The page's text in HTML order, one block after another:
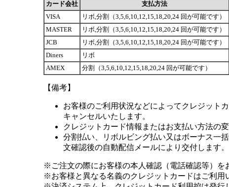
カード会社
支払方法
VISA
リボ,分割（3,5,6,10,12,15,18,20,24 回が可能です）
MASTER
リボ,分割（3,5,6,10,12,15,18,20,24 回が可能です）
JCB
リボ,分割（3,5,6,10,12,15,18,20,24 回が可能です）
Diners
リボ
AMEX
分割（3,5,6,10,12,15,18,20,24 回が可能です）
【備考】
お客様のご利用状況などによってクレジット
キャンセルいたします。
クレジットカード情報またはお支払い方法の
分割払い、リボルビング払い又はボーナス一
文確認後の自動配信メールにより交付します。
※ご注文の際にお客様の本人確認（電話確認等）を
※お客様と異なる名義のクレジットカードはご利用